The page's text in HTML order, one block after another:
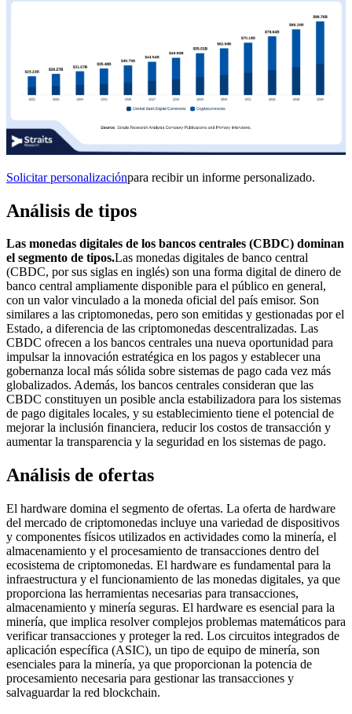
Solicitar personalizaciónpara recibir un informe personalizado.
Análisis de tipos
Las monedas digitales de los bancos centrales (CBDC) dominan
el segmento de tipos.Las monedas digitales de banco central
(CBDC, por sus siglas en inglés) son una forma digital de dinero de
banco central ampliamente disponible para el público en general,
con un valor vinculado a la moneda oficial del país emisor. Son
similares a las criptomonedas, pero son emitidas y gestionadas por el
Estado, a diferencia de las criptomonedas descentralizadas. Las
CBDC ofrecen a los bancos centrales una nueva oportunidad para
impulsar la innovación estratégica en los pagos y establecer una
gobernanza local más sólida sobre sistemas de pago cada vez más
globalizados. Además, los bancos centrales consideran que las
CBDC constituyen un posible ancla estabilizadora para los sistemas
de pago digitales locales, y su establecimiento tiene el potencial de
mejorar la inclusión financiera, reducir los costos de transacción y
aumentar la transparencia y la seguridad en los sistemas de pago.
Análisis de ofertas
El hardware domina el segmento de ofertas. La oferta de hardware
del mercado de criptomonedas incluye una variedad de dispositivos
y componentes físicos utilizados en actividades como la minería, el
almacenamiento y el procesamiento de transacciones dentro del
ecosistema de criptomonedas. El hardware es fundamental para la
infraestructura y el funcionamiento de las monedas digitales, ya que
proporciona las herramientas necesarias para transacciones,
almacenamiento y minería seguras. El hardware es esencial para la
minería, que implica resolver complejos problemas matemáticos para
verificar transacciones y proteger la red. Los circuitos integrados de
aplicación específica (ASIC), un tipo de equipo de minería, son
esenciales para la minería, ya que proporcionan la potencia de
procesamiento necesaria para gestionar las transacciones y
salvaguardar la red blockchain.